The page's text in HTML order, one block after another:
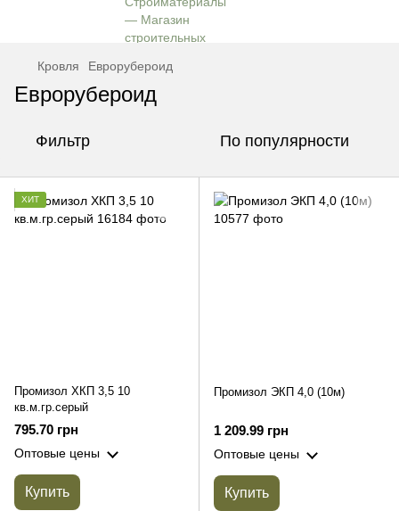
Кровля Еврорубероид
Еврорубероид
Фильтр По популярности
ХИТ
Промизол ХКП 3,5 10
кв.м.гр.серый
795.70 грн
Оптовые цены
Купить
Промизол ЭКП 4,0 (10м)
1 209.99 грн
Оптовые цены
Купить